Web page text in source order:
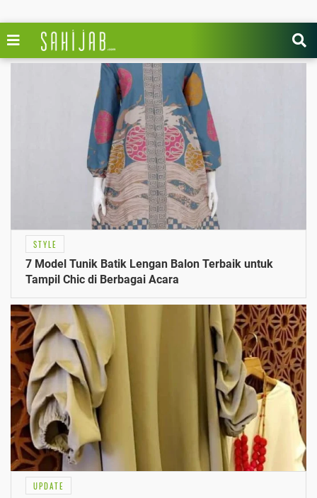
STYLE
7 Model Tunik Batik Lengan Balon Terbaik untuk
Tampil Chic di Berbagai Acara
UPDATE